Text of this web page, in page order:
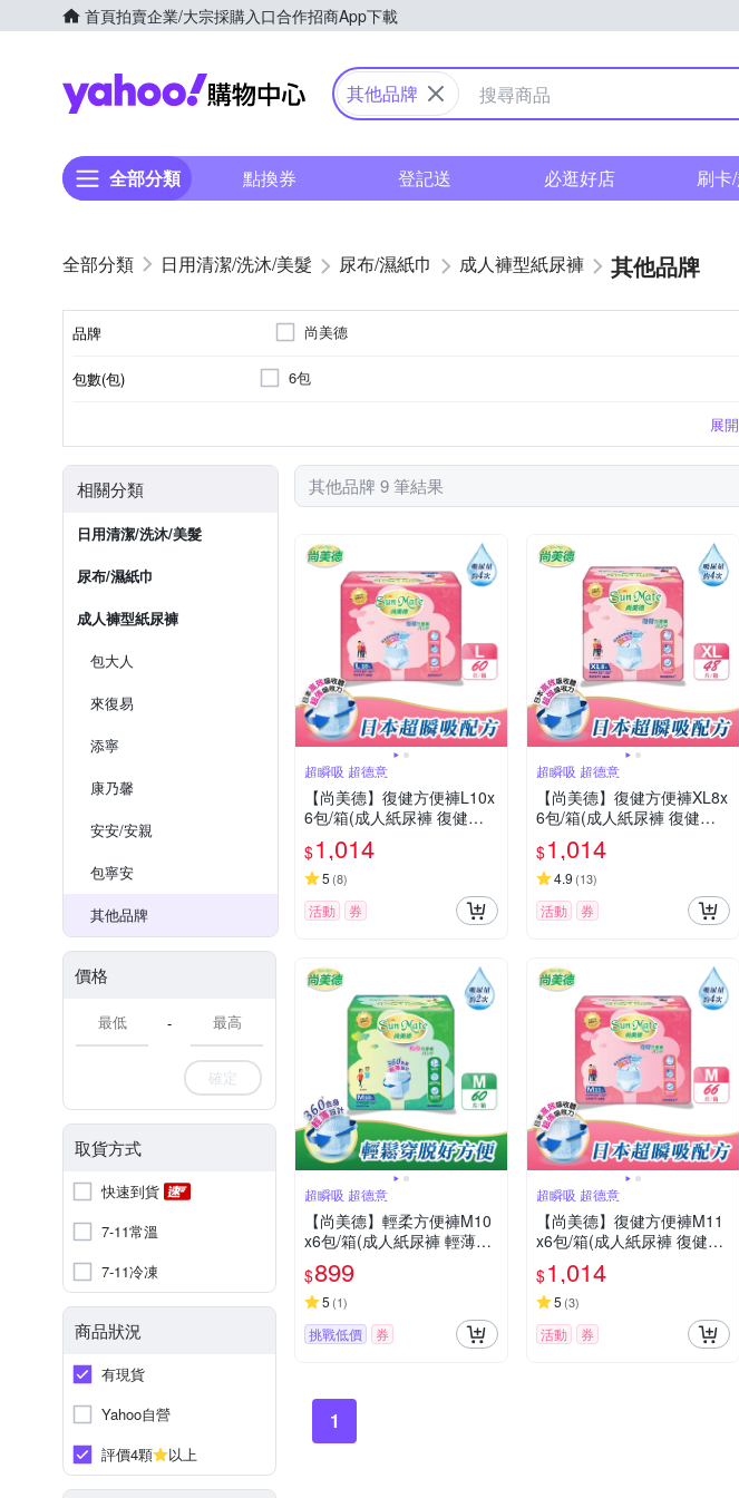
首頁拍賣企業/大宗採購入口合作招商App下載
Yahoo購物中心
其他品牌
全部分類 點換券 登記送 必逛好店 刷卡
日用清潔/洗沐/美髮 尿布/濕紙巾 成人褲型紙尿褲 其他品牌
品牌 尚美德
包數(包) 6包
展
相關分類
日用清潔/洗沐/美髮
尿布/濕紙巾
成人褲型紙尿褲
包大人
來復易
添寧
康乃馨
安安/安親
包寧安
其他品牌
價格
-
確定
取貨方式
快速到貨
7-11常溫
7-11冷凍
商品狀況
有現貨
Yahoo自營
評價4顆
以上
其他品牌 9 筆結果
超瞬吸 超德意
【尚美德】復健方便褲L10x
6包/箱(成人紙尿褲 復健褲
褲型紙尿褲)
$1,014
5 (8)
活動 券
超瞬吸 超德意
【尚美德】復健方便褲XL8x
6包/箱(成人紙尿褲 復健褲
褲型紙尿褲)
$1,014
4.9 (13)
活動 券
超瞬吸 超德意
【尚美德】輕柔方便褲M10
x6包/箱(成人紙尿褲 輕薄褲
褲型紙尿褲)
$899
5 (1)
挑戰低價 券
超瞬吸 超德意
【尚美德】復健方便褲M11
x6包/箱(成人紙尿褲 復健褲
褲型紙尿褲)
$1,014
5 (3)
活動 券
1